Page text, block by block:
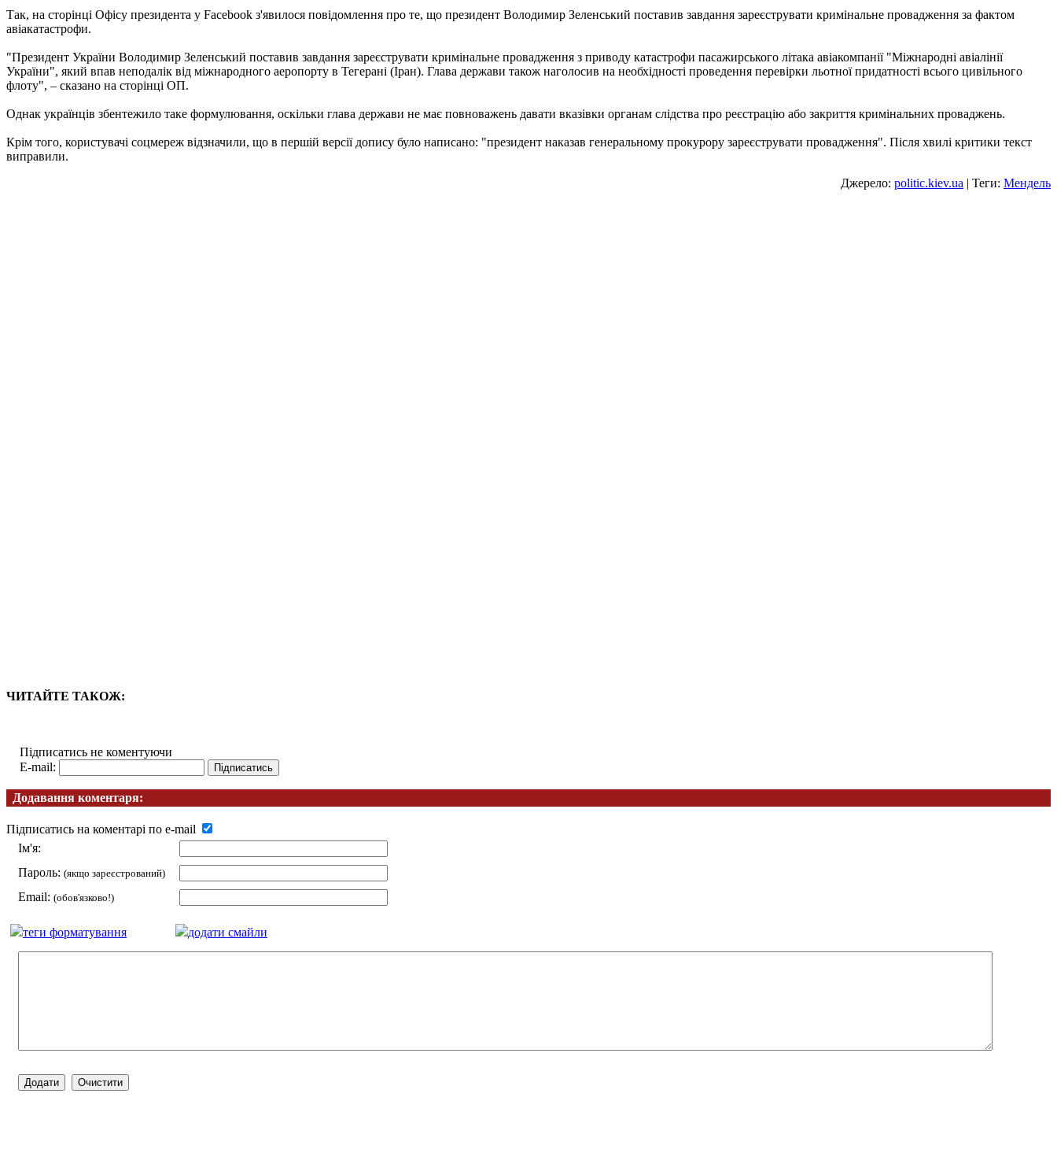
Так, на сторінці Офісу президента у Facebook з'явилося повідомлення про те, що президент Володимир Зеленський поставив завдання зареєструвати кримінальне провадження за фактом
авіакатастрофи.
"Президент України Володимир Зеленський поставив завдання зареєструвати кримінальне провадження з приводу катастрофи пасажирського літака авіакомпанії "Міжнародні авіалінії
України", який впав неподалік від міжнародного аеропорту в Тегерані (Іран). Глава держави також наголосив на необхідності проведення перевірки льотної придатності всього цивільного
флоту", – сказано на сторінці ОП.
Однак українців збентежило таке формулювання, оскільки глава держави не має повноважень давати вказівки органам слідства про реєстрацію або закриття кримінальних проваджень.
Крім того, користувачі соцмереж відзначили, що в першій версії допису було написано: "президент наказав генеральному прокурору зареєструвати провадження". Після хвилі критики текст
виправили.
Джерело: politic.kiev.ua | Теги: Мендель
ЧИТАЙТЕ ТАКОЖ:
Підписатись не коментуючи
E-mail:
Додавання коментаря:
Підписатись на коментарі по e-mail
Ім'я:
Пароль: (якщо зареєстрований)
Email: (обов'язково!)
теги форматування додати смайли